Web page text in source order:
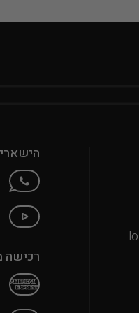
רכישה